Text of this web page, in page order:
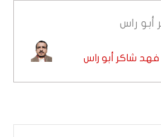
أبو راس
فهد شاكر أبو راس